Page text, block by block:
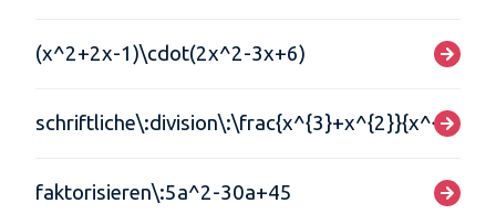
(x^2+2x-1)\cdot(2x^2-3x+6)
schriftliche\:division\:\frac{x^{3}+x^{2}}{x^{2}+x-
faktorisieren\:5a^2-30a+45